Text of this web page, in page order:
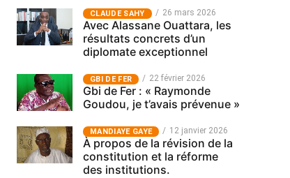
CLAUDE SAHY 26 mars 2026
Avec Alassane Ouattara, les
résultats concrets d’un
diplomate exceptionnel
GBI DE FER 22 février 2026
Gbi de Fer : « Raymonde
Goudou, je t’avais prévenue »
MANDIAYE GAYE 12 janvier 2026
À propos de la révision de la
constitution et la réforme
des institutions.